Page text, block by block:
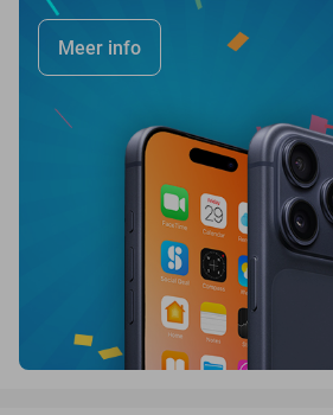
Meer info